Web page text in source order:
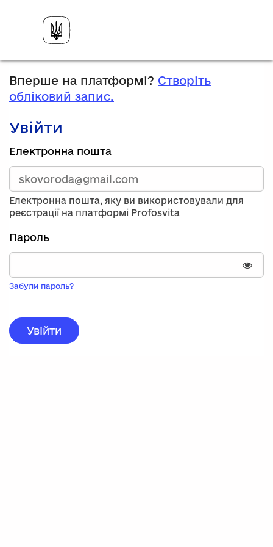
Вперше на платформі? Створіть
обліковий запис.
Увійти
Зареєструйтесь,
використавши
електронну
адресу
та
пароль.
Якщо
вас
немає
запису,
натисніть
реєстрації.
Електронна пошта
Електронна пошта, яку ви використовували для
реєстрації на платформі Profosvita
Пароль
Забули пароль?
Увійти